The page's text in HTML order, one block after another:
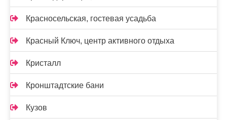
Красносельская, гостевая усадьба
Красный Ключ, центр активного отдыха
Кристалл
Кронштадтские бани
Кузов